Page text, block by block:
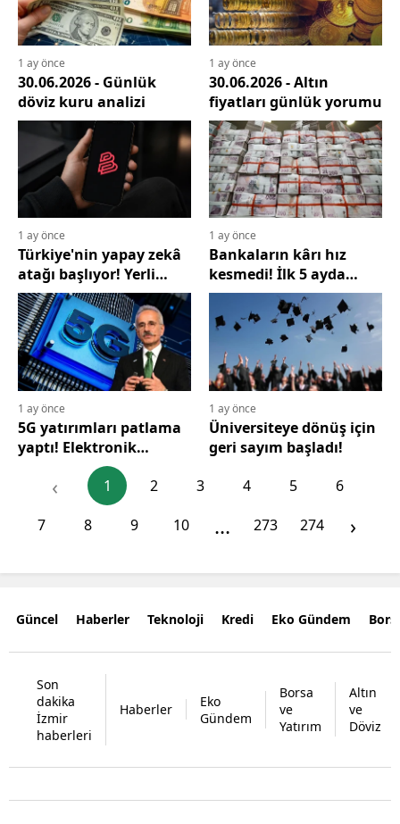
1 ay önce
30.06.2026 - Günlük
döviz kuru analizi
1 ay önce
30.06.2026 - Altın
fiyatları günlük yorumu
1 ay önce
Türkiye'nin yapay zekâ
atağı başlıyor! Yerli
model BİLGE
milyonlarla buluşmaya
hazırlanıyor
1 ay önce
Bankaların kârı hız
kesmedi! İlk 5 ayda
421,8 milyar lirayı aştı
1 ay önce
5G yatırımları patlama
yaptı! Elektronik
haberleşmede 263
milyar liralık tarihi
1 ay önce
Üniversiteye dönüş için
geri sayım başladı!
‹ 1 2 3 4 5
6
7
8 9 10 ... 273 274 ›
Güncel Haberler Teknoloji Kredi Eko Gündem
Son
dakika
İzmir
haberleri
Haberler
Eko
Gündem
Borsa
ve
Yatırım
Altın
ve
Döviz